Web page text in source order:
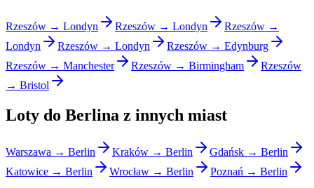
Rzeszów → Londyn Rzeszów → Londyn
Rzeszów →
Londyn
Rzeszów → Londyn
Rzeszów → Edynburg
Rzeszów → Manchester
Rzeszów → Birmingham
Rzeszów
→ Bristol
Loty do Berlina z innych miast
Warszawa → Berlin Kraków → Berlin
Gdańsk → Berlin
Katowice → Berlin
Wrocław → Berlin Poznań → Berlin